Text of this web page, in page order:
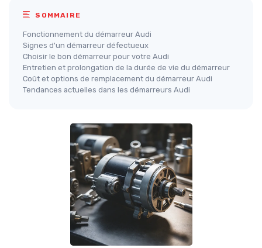
SOMMAIRE
Fonctionnement du démarreur Audi
Signes d'un démarreur défectueux
Choisir le bon démarreur pour votre Audi
Entretien et prolongation de la durée de vie du démarreur
Coût et options de remplacement du démarreur Audi
Tendances actuelles dans les démarreurs Audi